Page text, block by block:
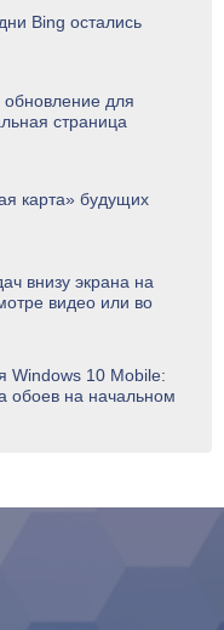
Bing остались
обновление для
страница
карта» будущих
внизу экрана на
видео или во
Windows 10 Mobile:
обоев на начальном